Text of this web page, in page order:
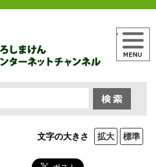
文字の大きさ 拡大 標準
メニュー